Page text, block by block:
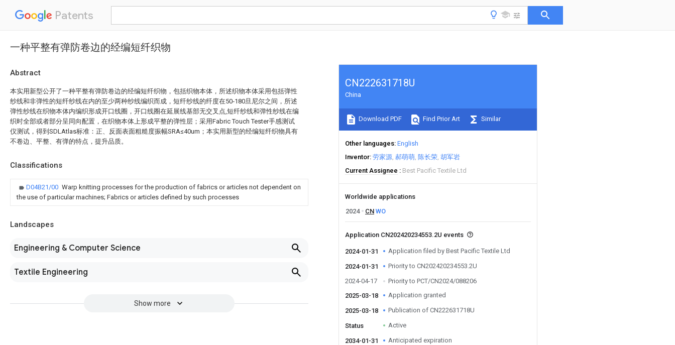
Patents
一种平整有弹防卷边的经编短纤织物
Abstract
本实用新型公开了一种平整有弹防卷边的经编短纤织物，包括织物本体，所述织物本体采用包括弹性
纱线和非弹性的短纤纱线在内的至少两种纱线编织而成，短纤纱线的纤度在50‑180旦尼尔之间，所述
弹性纱线在织物本体内编织形成开口线圈，开口线圈在延展线基部无交叉点,短纤纱线和弹性纱线在编
织时全部或者部分呈同向配置，在织物本体上形成平整的弹性层；采用Fabric Touch Tester手感测试
仪测试，得到SDLAtlas标准：正、反面表面粗糙度振幅SRA≤40um；本实用新型的经编短纤织物具有
不卷边、平整、有弹的特点，提升品质。
Classifications
D04B21/00 Warp knitting processes for the production of fabrics or articles not dependent on
the use of particular machines; Fabrics or articles defined by such processes
Landscapes
Engineering & Computer Science
Textile Engineering
Show more
CN222631718U
China
Download PDF Find Prior Art Similar
Other languages English
Inventor 劳家源 郝萌萌 陈长荣 胡军岩
Current Assignee
Best Pacific Textile Ltd
Worldwide applications
2024
CN WO
Application CN202420234553.2U events
2024-01-31 Application filed by Best Pacific Textile Ltd
2024-01-31
Priority to CN202420234553.2U
2024-04-17
Priority to PCT/CN2024/088206
2025-03-18
Application granted
2025-03-18 Publication of CN222631718U
Status Active
2034-01-31 Anticipated expiration